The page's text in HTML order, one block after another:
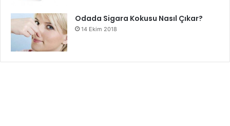
Odada Sigara Kokusu Nasıl Çıkar?
14 Ekim 2018